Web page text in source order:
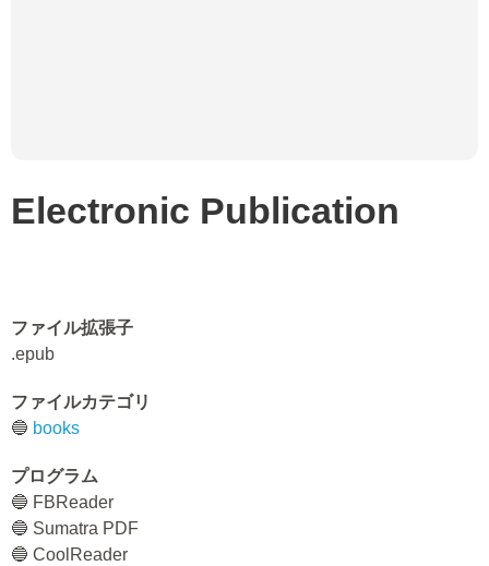
Electronic Publication
ファイル拡張子
.epub
ファイルカテゴリ
🔵 books
プログラム
🔵 FBReader
🔵 Sumatra PDF
🔵 CoolReader